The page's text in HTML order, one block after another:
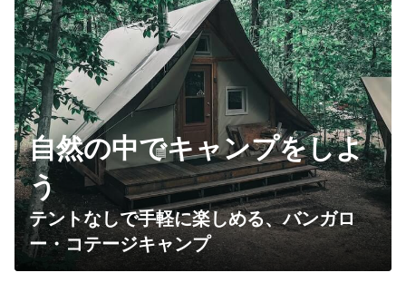
全10室 一戸建てタイプ
Rakuten STAY VILLA 箱根桃源台
定員8～10名・寝室2室・寝具6～7組・87～112m²
自然の中でキャンプをしよ
う
テントなしで手軽に楽しめる、バンガロ
ー・コテージキャンプ